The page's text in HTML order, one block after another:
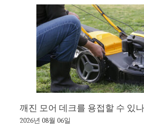
깨진 모어 데크를 용접할 수 있
2026년 08월 06일